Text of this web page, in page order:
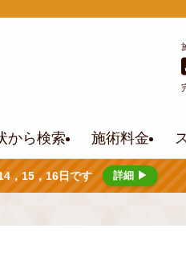
から検索 施術料金
，15，16日です 詳細 ▶